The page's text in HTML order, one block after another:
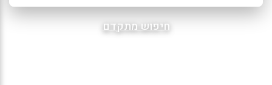
חיפוש מתקדם